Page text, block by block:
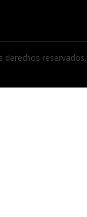
derechos reservados.